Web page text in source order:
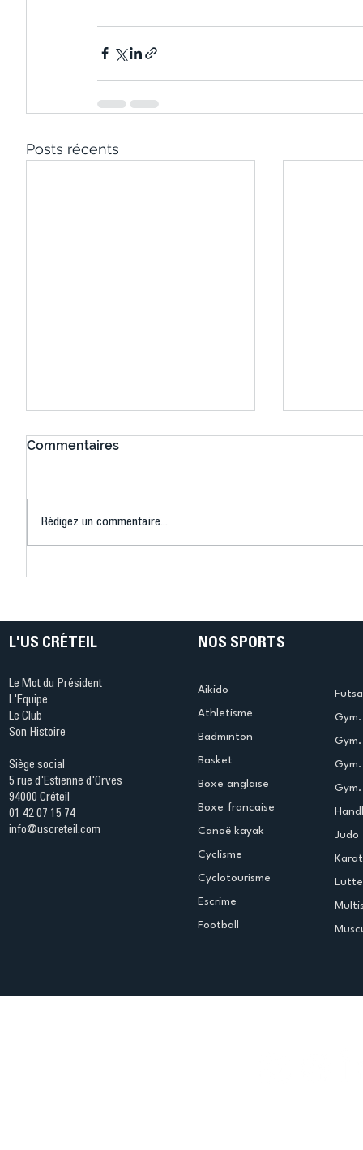
Posts récents
Ping ? Quand le tennis de
termine
Commentaires
Rédigez un commentaire...
L'US CRÉTEIL
Le Mot du Président
L'Equipe
Le Club
Son Histoire
Siège social
5 rue d'Estienne d'Orves
94000 Créteil
01 42 07 15 74
info@uscreteil.com
NOS SPORTS
Aikido
Athletisme
Badminton
Basket
Boxe anglaise
Boxe francaise
Canoë kayak
Cyclisme
Cyclotourisme
Escrime
Football
Judo
Lutte